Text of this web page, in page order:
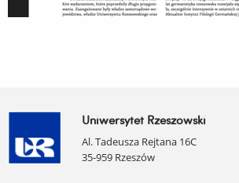
Uniwersytet Rzeszowski
Al. Tadeusza Rejtana 16C
35-959 Rzeszów